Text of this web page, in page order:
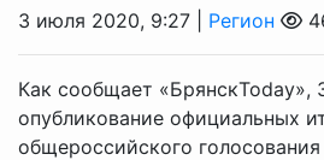
3 июля 2020, 9:27 | Регион
Как сообщает «БрянскToday»,
опубликование официальных
общероссийского